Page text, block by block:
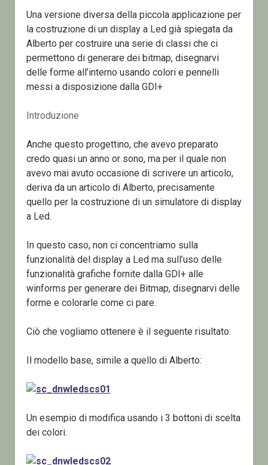
Una versione diversa della piccola applicazione per
la costruzione di un display a Led già spiegata da
Alberto per costruire una serie di classi che ci
permettono di generare dei bitmap, disegnarvi
delle forme all’interno usando colori e pennelli
messi a disposizione dalla GDI+
Introduzione
Anche questo progettino, che avevo preparato
credo quasi un anno or sono, ma per il quale non
avevo mai avuto occasione di scrivere un articolo,
deriva da un articolo di Alberto, precisamente
quello per la costruzione di un simulatore di display
a Led.
In questo caso, non ci concentriamo sulla
funzionalità del display a Led ma sull’uso delle
funzionalità grafiche fornite dalla GDI+ alle
winforms per generare dei Bitmap, disegnarvi delle
forme e colorarle come ci pare.
Ciò che vogliamo ottenere è il seguente risultato:
Il modello base, simile a quello di Alberto:
Un esempio di modifica usando i 3 bottoni di scelta
dei colori: